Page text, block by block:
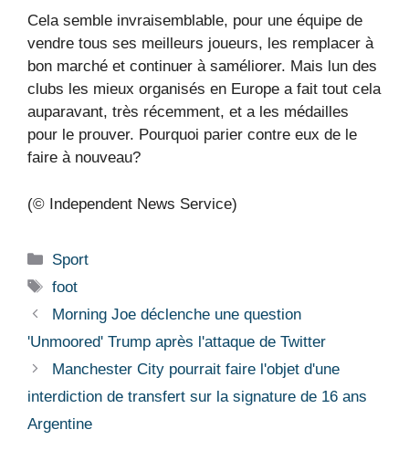
Cela semble invraisemblable, pour une équipe de
vendre tous ses meilleurs joueurs, les remplacer à
bon marché et continuer à saméliorer. Mais lun des
clubs les mieux organisés en Europe a fait tout cela
auparavant, très récemment, et a les médailles
pour le prouver. Pourquoi parier contre eux de le
faire à nouveau?
(© Independent News Service)
Catégories
Sport
Étiquettes
foot
Morning Joe déclenche une question
'Unmoored' Trump après l'attaque de Twitter
Manchester City pourrait faire l'objet d'une
interdiction de transfert sur la signature de 16 ans
Argentine